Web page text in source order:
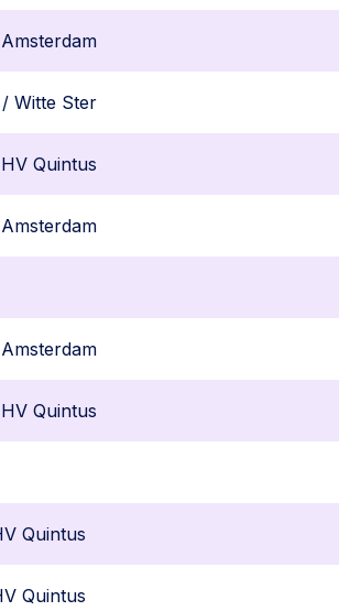
Witte Ster
Quintus
Quintus
Quintus
Quintus